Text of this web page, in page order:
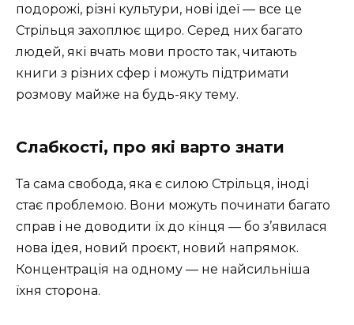
подорожі, різні культури, нові ідеї — все це
Стрільця захоплює щиро. Серед них багато
людей, які вчать мови просто так, читають
книги з різних сфер і можуть підтримати
розмову майже на будь-яку тему.
Слабкості, про які варто знати
Та сама свобода, яка є силою Стрільця, іноді
стає проблемою. Вони можуть починати багато
справ і не доводити їх до кінця — бо з’явилася
нова ідея, новий проєкт, новий напрямок.
Концентрація на одному — не найсильніша
їхня сторона.